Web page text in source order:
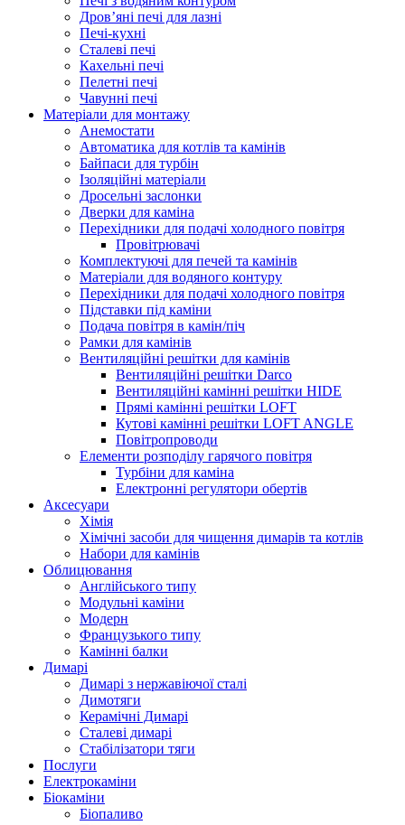
Дров’яні печі для лазні
Печі-кухні
Сталеві печі
Кахельні печі
Пелетні печі
Чавунні печі
Матеріали для монтажу
Анемостати
Автоматика для котлів та камінів
Байпаси для турбін
Ізоляційні матеріали
Дросельні заслонки
Дверки для каміна
Перехідники для подачі холодного повітря
Провітрювачі
Комплектуючі для печей та камінів
Матеріали для водяного контуру
Перехідники для подачі холодного повітря
Підставки під каміни
Подача повітря в камін/піч
Рамки для камінів
Вентиляційні решітки для камінів
Вентиляційні решітки Darco
Вентиляційні камінні решітки HIDE
Прямі камінні решітки LOFT
Кутові камінні решітки LOFT ANGLE
Повітропроводи
Елементи розподілу гарячого повітря
Турбіни для каміна
Електронні регулятори обертів
Аксесуари
Хімія
Хімічні засоби для чищення димарів та котлів
Набори для камінів
Облицювання
Англійського типу
Модульні каміни
Модерн
Французького типу
Камінні балки
Димарі
Димарі з нержавіючої сталі
Димотяги
Керамічні Димарі
Сталеві димарі
Стабілізатори тяги
Послуги
Електрокаміни
Біокаміни
Біопаливо